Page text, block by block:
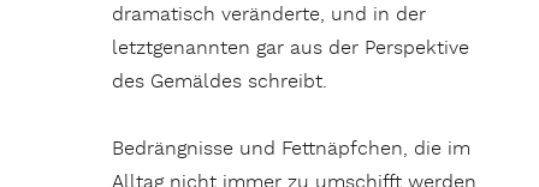
dramatisch veränderte, und in der
letztgenannten gar aus der Perspektive
des Gemäldes schreibt.
Bedrängnisse und Fettnäpfchen, die im